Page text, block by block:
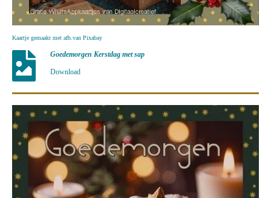
Kaartje gemaakt met afb.van Pixabay
Goedemorgen Kerstdag met sap
Download